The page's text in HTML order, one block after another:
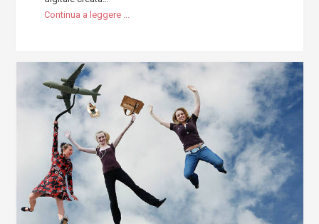
Continua a leggere ...